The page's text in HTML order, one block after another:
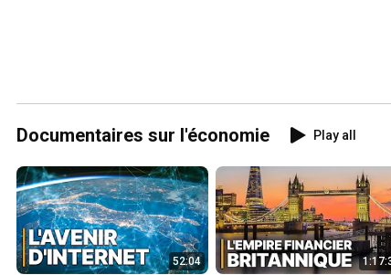
Documentaires sur l'économie Play all
52:04